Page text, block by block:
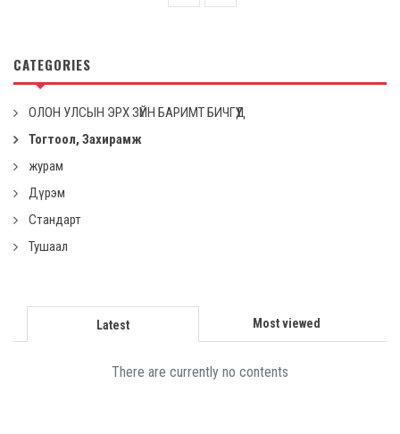
CATEGORIES
ОЛОН УЛСЫН ЭРХ ЗҮЙН БАРИМТ БИЧГҮҮД
Тогтоол, Захирамж
журам
Дүрэм
Стандарт
Тушаал
Latest Most viewed
There are currently no contents